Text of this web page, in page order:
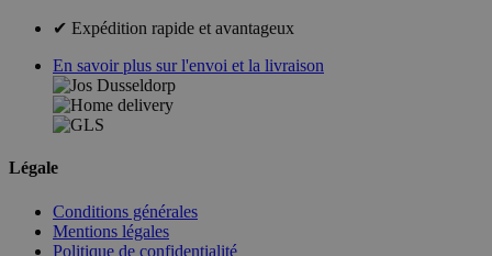
✔ Expédition rapide et avantageux
En savoir plus sur l'envoi et la livraison
Légale
Conditions générales
Mentions légales
Politique de confidentialité